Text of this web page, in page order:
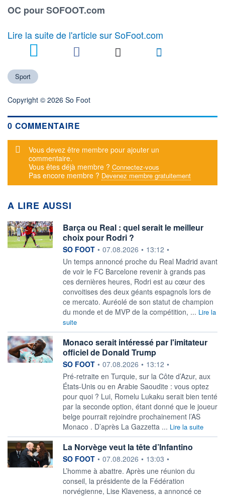
OC pour SOFOOT.com
Lire la suite de l'article sur SoFoot.com
Sport
Copyright © 2026 So Foot
0 COMMENTAIRE
Message d'alerte
Vous devez être membre pour ajouter un
commentaire.
Vous êtes déjà membre ? Connectez-vous
Pas encore membre ? Devenez membre gratuitement
A LIRE AUSSI
Barça ou Real : quel serait le meilleur
choix pour Rodri ?
information fournie par
SO FOOT • 07.08.2026 • 13:12 •
Un temps annoncé proche du Real Madrid avant
de voir le FC Barcelone revenir à grands pas
ces dernières heures, Rodri est au cœur des
convoitises des deux géants espagnols lors de
ce mercato. Auréolé de son statut de champion
du monde et de MVP de la compétition, ... Lire la
suite
Monaco serait intéressé par l'imitateur
officiel de Donald Trump
information fournie par
SO FOOT • 07.08.2026 • 13:12 •
Pré-retraite en Turquie, sur la Côte d’Azur, aux
États-Unis ou en Arabie Saoudite : vous optez
pour quoi ? Lui, Romelu Lukaku serait bien tenté
par la seconde option, étant donné que le joueur
belge pourrait rejoindre prochainement l’AS
Monaco . D’après La Gazzetta ... Lire la suite
La Norvège veut la tête d’Infantino
information fournie par
SO FOOT • 07.08.2026 • 13:03 •
L’homme à abattre. Après une réunion du
conseil, la présidente de la Fédération
norvégienne, Lise Klaveness, a annoncé ce